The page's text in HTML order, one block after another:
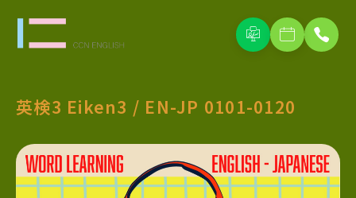
英検3 Eiken3 / EN-JP 0101-0120